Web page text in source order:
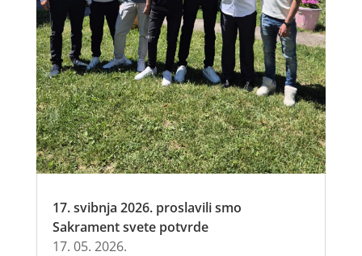
17. svibnja 2026. proslavili smo
Sakrament svete potvrde
17. 05. 2026.